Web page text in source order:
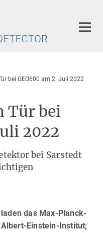
bei GEO600 am 2. Juli 2022
Tür bei
2022
bei Sarstedt
das Max-Planck-
Einstein-Institut;